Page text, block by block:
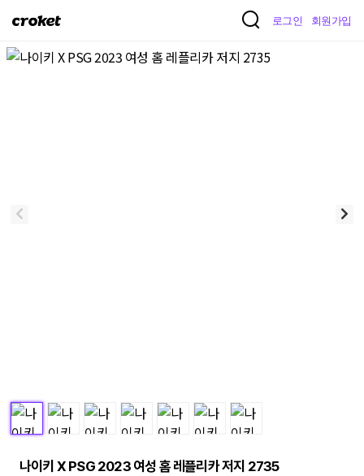
크
켓
로그인 회원가입
나이키 X PSG 2023 여성 홈 레플리카 저지 2735